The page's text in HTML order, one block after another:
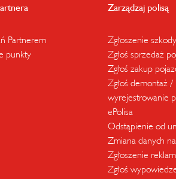
Partnerem
punkty
Zarządzaj polisą
Zgłoszenie szkody
Zgłoś sprzedaż
Zgłoś zakup
Zgłoś demontaż /
wyrejestrowanie
ePolisa
Odstąpienie od
Zmiana danych
Zgłoszenie
Zgłoś